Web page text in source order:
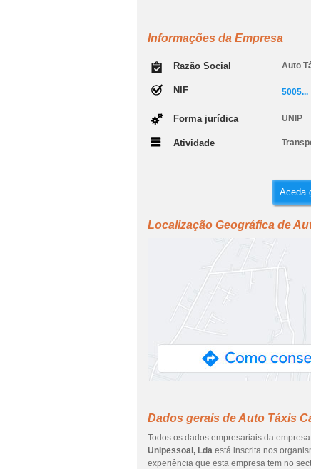
Informações da Empresa
Razão Social Auto
NIF 5005...
Forma jurídica UNIP
Atividade
Aceda
Localização Geográfica de
Dados gerais de Auto Táxis
Todos os dados empresariais da empresa
Unipessoal, Lda está inscrita nos
experiência que esta empresa tem no